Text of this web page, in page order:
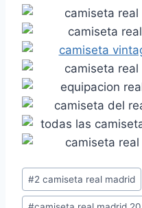
Etiquetas
de
#2 camiseta real madrid